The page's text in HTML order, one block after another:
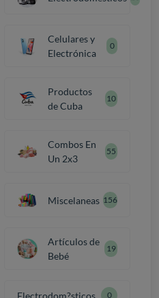
Celulares y
Electrónica
0
Productos
de Cuba
10
Combos En
Un 2x3
55
Miscelaneas 156
Artículos de
Bebé
19
Electrodom?sticos 0